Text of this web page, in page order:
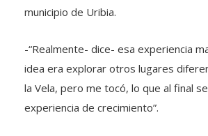
municipio de Uribia.
-“Realmente- dice- esa experiencia
idea era explorar otros lugares
la Vela, pero me tocó, lo que al final
experiencia de crecimiento”.